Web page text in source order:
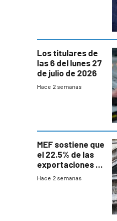
Los titulares de
las 6 del lunes 27
de julio de 2026
Hace 2 semanas
MEF sostiene que
el 22.5% de las
exportaciones a
EE.UU se verán
Hace 2 semanas